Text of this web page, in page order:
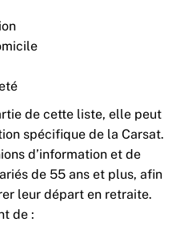
de cette liste, elle peut
spécifique de la Carsat.
d’information et de
de 55 ans et plus, afin
leur départ en retraite.
de :